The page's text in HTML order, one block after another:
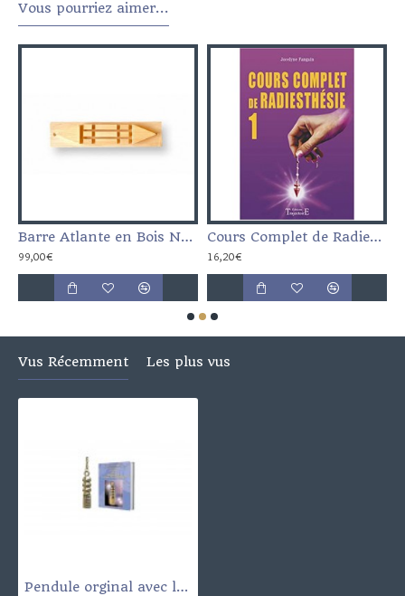
Vous pourriez aimer...
Barre Atlante en Bois Naturel - Géobiologie Feng Shui Radiesthésie
99,00€
Cours Complet de Radiesthésie 1
16,20€
Vus Récemment Les plus vus
Pendule orginal avec le livre " Traité des influences Cosmo-Magnétique "